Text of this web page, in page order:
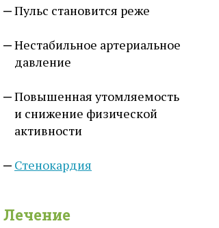
Пульс становится реже
Нестабильное артериальное
давление
Повышенная утомляемость
и снижение физической
активности
Стенокардия
Лечение